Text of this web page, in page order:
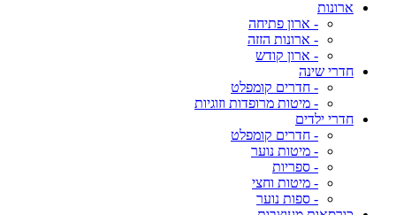
ארונות
- ארון פתיחה
- ארונות הזזה
- ארון קודש
חדרי שינה
- חדרים קומפלט
- מיטות מרופדות וזוגיות
חדרי ילדים
- חדרים קומפלט
- מיטות נוער
- ספריות
- מיטות וחצי
- ספות נוער